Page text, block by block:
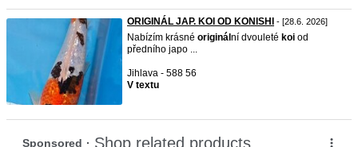
ORIGINÁL JAP. KOI OD KONISHI - [28.6. 2026]
Nabízím krásné originál ní dvouleté koi od
předního japo ...
Jihlava - 588 56
V textu